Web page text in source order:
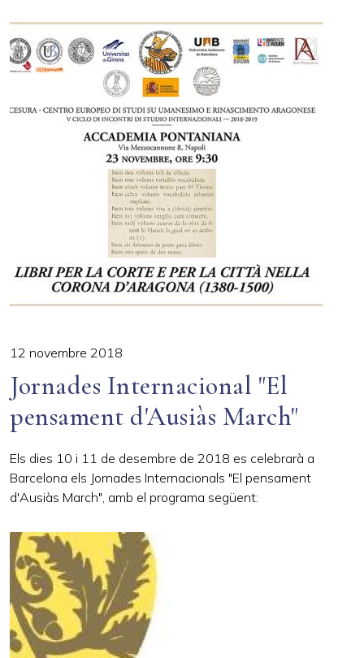
12 novembre 2018
Jornades Internacional "El
pensament d'Ausiàs March"
Els dies 10 i 11 de desembre de 2018 es celebrarà a
Barcelona els Jornades Internacionals "El pensament
d'Ausiàs March", amb el programa següent: